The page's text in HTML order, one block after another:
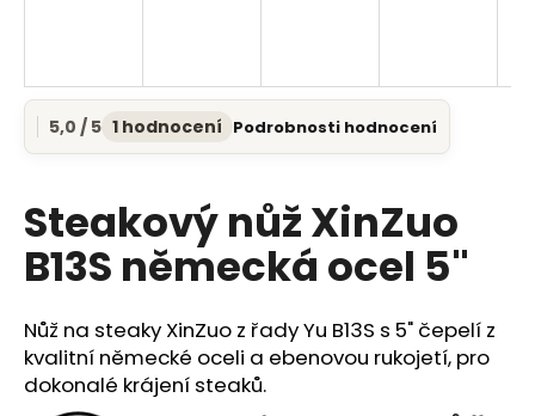
Průměrné
hodnocení
je
5,0
z
5
5,0 / 5 1 hodnocení Podrobnosti hodnocení
Steakový nůž XinZuo
B13S německá ocel 5"
Nůž na steaky XinZuo z řady Yu B13S s 5" čepelí z
kvalitní německé oceli a ebenovou rukojetí, pro
dokonalé krájení steaků.
í
?
HLEDAT
D